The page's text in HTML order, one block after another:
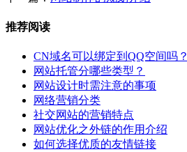
推荐阅读
CN域名可以绑定到QQ空间吗？
网站托管分哪些类型？
网站设计时需注意的事项
网络营销分类
社交网站的营销特点
网站优化之外链的作用介绍
如何选择优质的友情链接